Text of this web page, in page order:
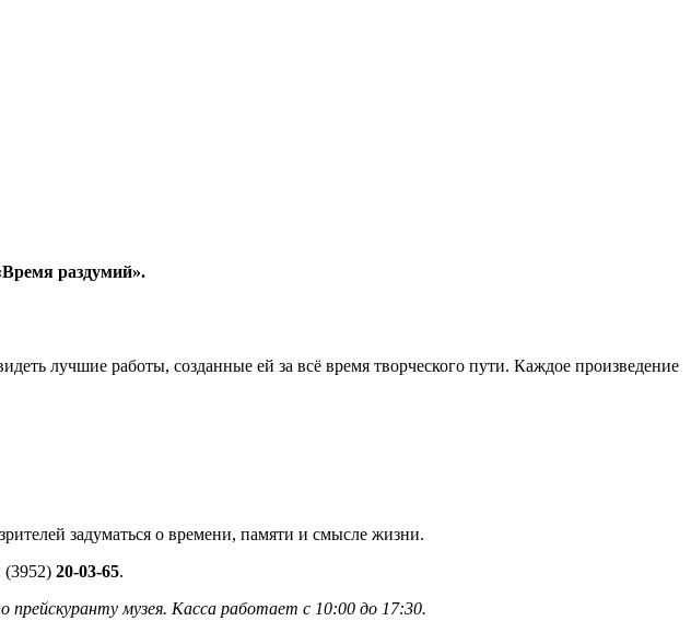
раздумий».
лучшие работы, созданные ей за всё время творческого пути. Каждое произведение
задуматься о времени, памяти и смысле жизни.
(3952) 20-03-65.
музея. Касса работает с 10:00 до 17:30.